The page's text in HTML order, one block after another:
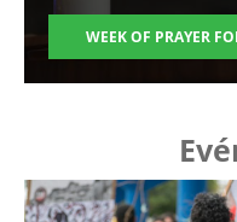
WEEK OF PRAYER
Image